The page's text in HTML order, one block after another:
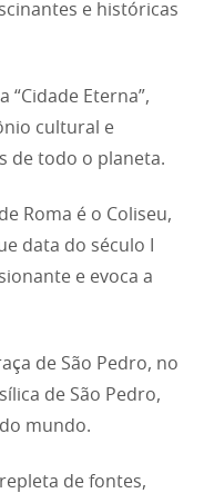
e históricas
“Cidade Eterna”,
cultural e
de todo o planeta.
Roma é o Coliseu,
data do século I
e evoca a
de São Pedro, no
de São Pedro,
mundo.
de fontes,